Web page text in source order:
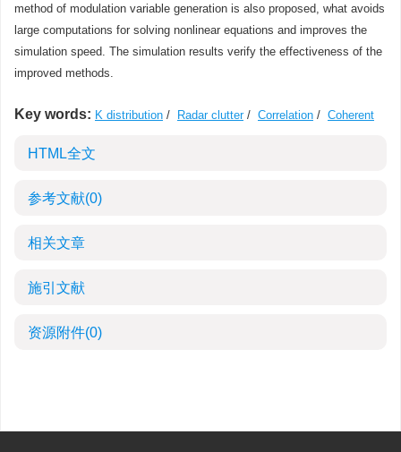
method of modulation variable generation is also proposed, what avoids
large computations for solving nonlinear equations and improves the
simulation speed. The simulation results verify the effectiveness of the
improved methods.
Key words: K distribution / Radar clutter/ Correlation / Coherent
HTML全文
参考文献(0)
相关文章
施引文献
资源附件(0)